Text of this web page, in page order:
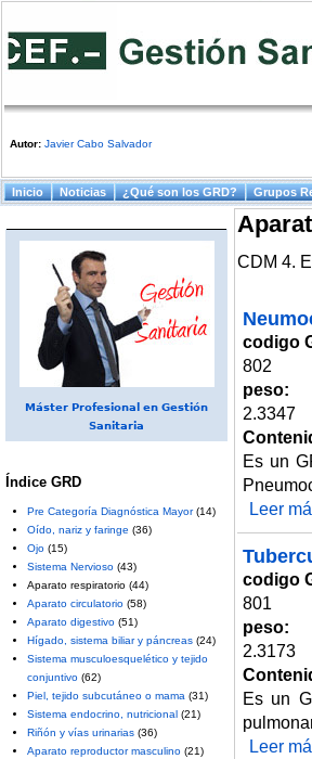
Autor: Javier Cabo Salvador
CDM 4.
codigo
802
peso:
2.3347
Es un
Leer
codigo
801
peso:
2.3173
Es un
Leer
Menú principal
Inicio Noticias ¿Qué son los GRD? Grupos
Máster Profesional en Gestión
Sanitaria
Índice GRD
Pre Categoría Diagnóstica Mayor(14)
Oído, nariz y faringe (36)
Ojo (15)
Sistema Nervioso (43)
Aparato respiratorio (44)
Aparato circulatorio (58)
Aparato digestivo (51)
Hígado, sistema biliar y páncreas (24)
Sistema musculoesquelético y tejido
conjuntivo (62)
Piel, tejido subcutáneo o mama (31)
Sistema endocrino, nutricional (21)
Riñón y vías urinarias (36)
Aparato reproductor masculino (21)